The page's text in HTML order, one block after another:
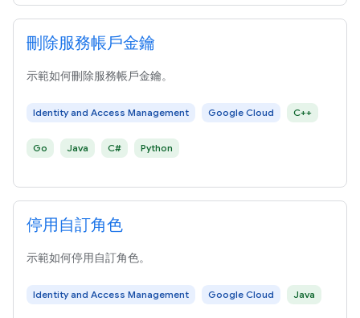
刪除服務帳戶金鑰
示範如何刪除服務帳戶金鑰。
Identity and Access Management Google Cloud C++
Go Java C# Python
停用自訂角色
示範如何停用自訂角色。
Identity and Access Management Google Cloud Java